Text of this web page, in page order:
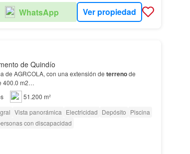
WhatsApp Ver propiedad
de Quindío
de AGRCOLA, con una extensión de terrenode
400.0 m2…
51.200 m²
Vista panorámica Electricidad Depósito Piscina
con discapacidad